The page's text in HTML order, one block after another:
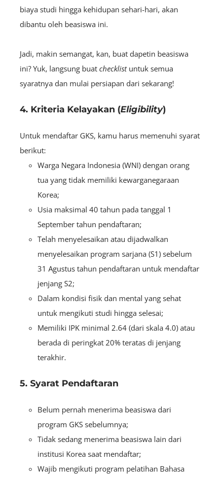
biaya studi hingga kehidupan sehari-hari, akan
dibantu oleh beasiswa ini.
Jadi, makin semangat, kan, buat dapetin beasiswa
ini? Yuk, langsung buat checklistuntuk semua
syaratnya dan mulai persiapan dari sekarang!
4. Kriteria Kelayakan (Eligibility)
Untuk mendaftar GKS, kamu harus memenuhi syarat
berikut:
Warga Negara Indonesia (WNI) dengan orang
tua yang tidak memiliki kewarganegaraan
Korea;
Usia maksimal 40 tahun pada tanggal 1
September tahun pendaftaran;
Telah menyelesaikan atau dijadwalkan
menyelesaikan program sarjana (S1) sebelum
31 Agustus tahun pendaftaran untuk mendaftar
jenjang S2;
Dalam kondisi fisik dan mental yang sehat
untuk mengikuti studi hingga selesai;
Memiliki IPK minimal 2.64 (dari skala 4.0) atau
berada di peringkat 20% teratas di jenjang
terakhir.
5. Syarat Pendaftaran
Belum pernah menerima beasiswa dari
program GKS sebelumnya;
Tidak sedang menerima beasiswa lain dari
institusi Korea saat mendaftar;
Wajib mengikuti program pelatihan Bahasa